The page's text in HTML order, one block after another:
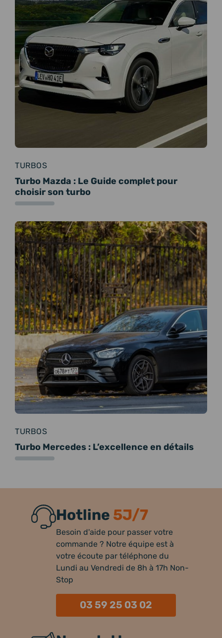
TURBOS
Turbo Mazda : Le Guide complet pour
choisir son turbo
TURBOS
Turbo Mercedes : L’excellence en détails
Hotline 5J/7
Besoin d'aide pour passer votre
commande ? Notre équipe est à
votre écoute par téléphone du
Lundi au Vendredi de 8h à 17h Non-
Stop
03 59 25 03 02